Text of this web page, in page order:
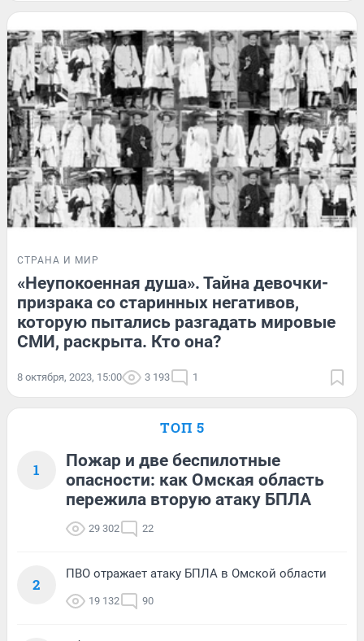
СТРАНА И МИР
«Неупокоенная душа». Тайна девочки-
призрака со старинных негативов,
которую пытались разгадать мировые
СМИ, раскрыта. Кто она?
8 октября, 2023, 15:00 3 193 1
ТОП 5
1
Пожар и две беспилотные
опасности: как Омская область
пережила вторую атаку БПЛА
29 302 22
2
ПВО отражает атаку БПЛА в Омской области
19 132 90